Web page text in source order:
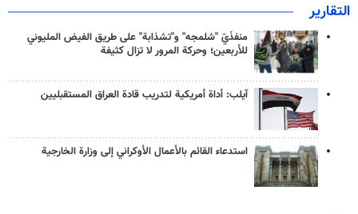
التقارير
منفذَيّ "شلمجه" و"تشذابة" على طريق الفيض المليوني
للأربعين؛ وحركة المرور لا تزال كثيفة
آيلب: أداة أمريكية لتدريب قادة العراق المستقبليين
استدعاء القائم بالأعمال الأوكراني إلى وزارة الخارجية